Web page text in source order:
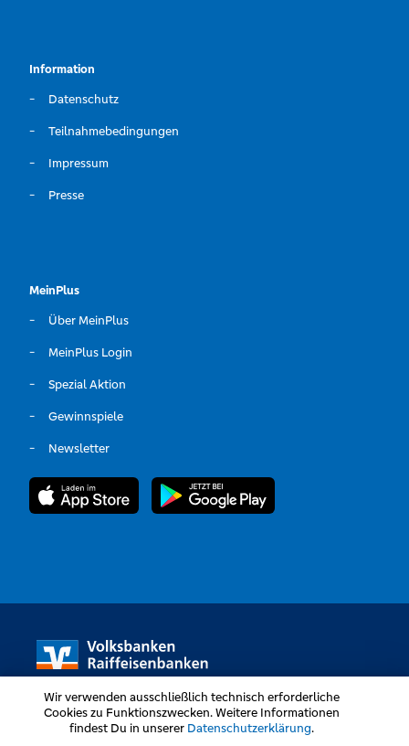
Information
Datenschutz
Teilnahmebedingungen
Impressum
Presse
MeinPlus
Über MeinPlus
MeinPlus Login
Spezial Aktion
Gewinnspiele
Newsletter
Wir verwenden ausschließlich technisch erforderliche
Cookies zu Funktionszwecken. Weitere Informationen
findest Du in unserer Datenschutzerklärung.